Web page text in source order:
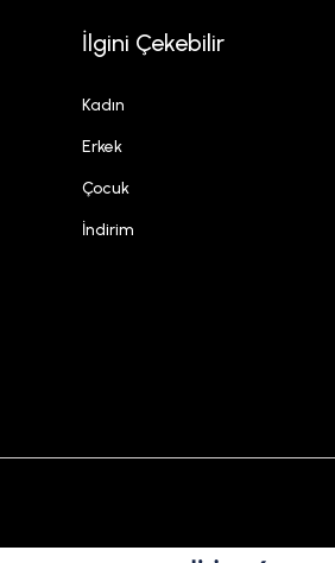
İlgini Çekebilir
Kadın
Erkek
Çocuk
İndirim